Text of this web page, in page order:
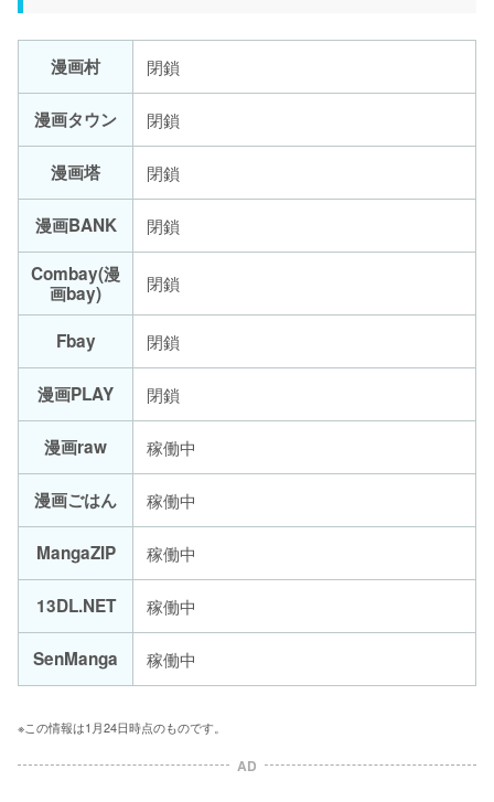
漫画村 閉鎖
漫画タウン 閉鎖
漫画塔 閉鎖
漫画BANK
閉鎖
Combay(漫
画bay)
閉鎖
Fbay 閉鎖
漫画PLAY 閉鎖
漫画raw 稼働中
漫画ごはん 稼働中
MangaZIP 稼働中
13DL.NET 稼働中
SenManga 稼働中
※この情報は1月24日時点のものです。
AD